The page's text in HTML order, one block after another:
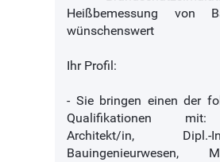
Heißbemessung von
wünschenswert
Ihr Profil:
- Sie bringen einen der
Qualifikationen mit:
Architekt/in,